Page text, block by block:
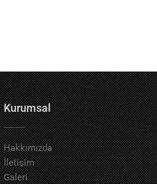
Kurumsal
Hakkımızda
İletişim
Galeri